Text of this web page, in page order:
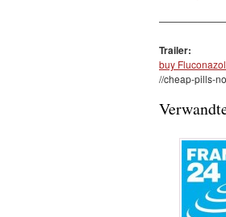
Trailer:
buy
//cheap-pills-